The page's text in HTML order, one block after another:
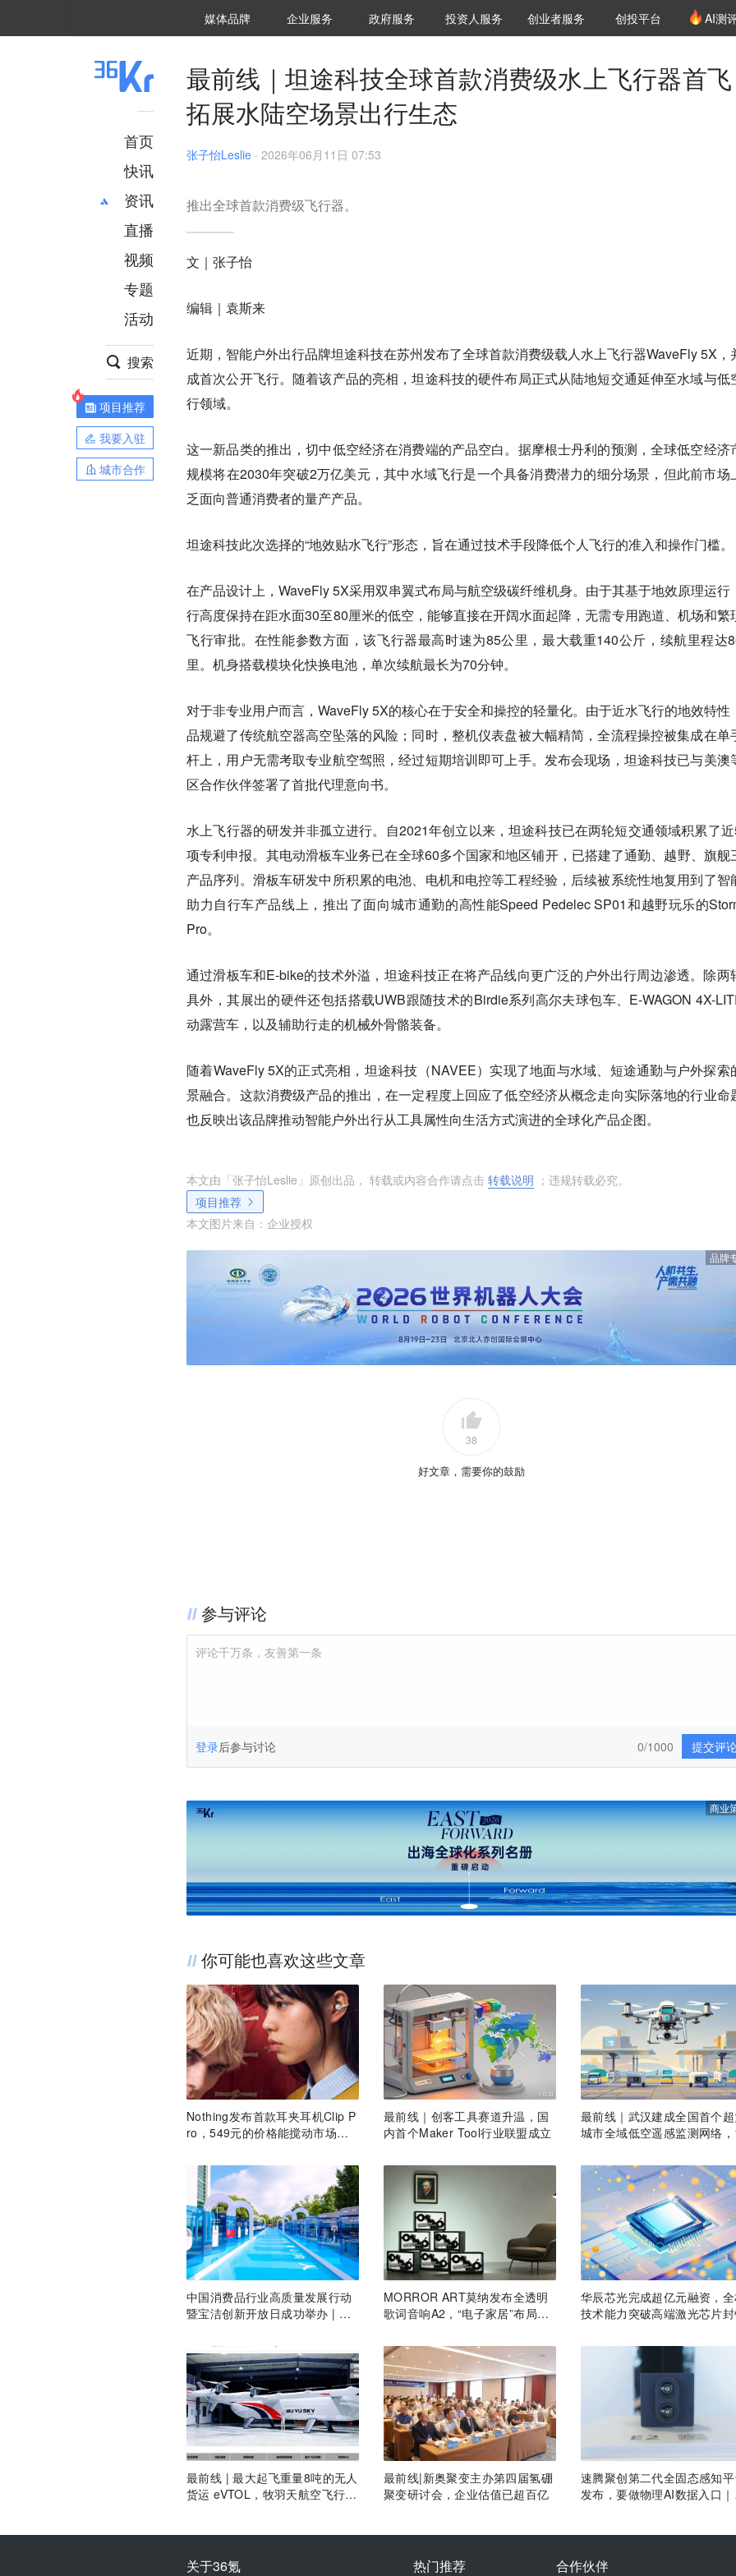
媒体品牌 36Kr研究院
企业服务 城市之窗
政府服务 VClub投资机构库
投资机构职位推介
投资人服务 创投氪堂
创业者服务 创投平台 AI测
首页
快讯
资讯
推荐
财经
项目推荐
安徽
直播
视频
专题
活动
搜索
项目推荐
我要入驻
城市合作
最前线｜坦途科技全球首款消费级水上飞行器首
拓展水陆空场景出行生态
张子怡Leslie · 2026年06月11日 07:53
推出全球首款消费级飞行器。
文｜张子怡
编辑｜袁斯来
近期，智能户外出行品牌坦途科技在苏州发布了全球首款消费级载人水上飞行器WaveFly 5X，
成首次公开飞行。随着该产品的亮相，坦途科技的硬件布局正式从陆地短交通延伸至水域与低
行领域。
这一新品类的推出，切中低空经济在消费端的产品空白。据摩根士丹利的预测，全球低空经济
规模将在2030年突破2万亿美元，其中水域飞行是一个具备消费潜力的细分场景，但此前市场
乏面向普通消费者的量产产品。
坦途科技此次选择的“地效贴水飞行”形态，旨在通过技术手段降低个人飞行的准入和操作门槛。
在产品设计上，WaveFly 5X采用双串翼式布局与航空级碳纤维机身。由于其基于地效原理运行
行高度保持在距水面30至80厘米的低空，能够直接在开阔水面起降，无需专用跑道、机场和繁
飞行审批。在性能参数方面，该飞行器最高时速为85公里，最大载重140公斤，续航里程达
里。机身搭载模块化快换电池，单次续航最长为70分钟。
对于非专业用户而言，WaveFly 5X的核心在于安全和操控的轻量化。由于近水飞行的地效特性
品规避了传统航空器高空坠落的风险；同时，整机仪表盘被大幅精简，全流程操控被集成在单
杆上，用户无需考取专业航空驾照，经过短期培训即可上手。发布会现场，坦途科技已与美澳
区合作伙伴签署了首批代理意向书。
水上飞行器的研发并非孤立进行。自2021年创立以来，坦途科技已在两轮短交通领域积累了
项专利申报。其电动滑板车业务已在全球60多个国家和地区铺开，已搭建了通勤、越野、旗舰
产品序列。滑板车研发中所积累的电池、电机和电控等工程经验，后续被系统性地复用到了智
助力自行车产品线上，推出了面向城市通勤的高性能Speed Pedelec SP01和越野玩乐的
Pro。
通过滑板车和E-bike的技术外溢，坦途科技正在将产品线向更广泛的户外出行周边渗透。除两
具外，其展出的硬件还包括搭载UWB跟随技术的Birdie系列高尔夫球包车、E-WAGON 4X-
动露营车，以及辅助行走的机械外骨骼装备。
随着WaveFly 5X的正式亮相，坦途科技（NAVEE）实现了地面与水域、短途通勤与户外探索
景融合。这款消费级产品的推出，在一定程度上回应了低空经济从概念走向实际落地的行业命
也反映出该品牌推动智能户外出行从工具属性向生活方式演进的全球化产品企图。
本文由「张子怡Leslie 」原创出品， 转载或内容合作请点击 转载说明 ；违规转载必究。
项目推荐
本文图片来自： 企业授权
品牌
38
好文章，需要你的鼓励
参与评论
评论千万条，友善第一条
登录后参与讨论 提交评
0/1000
商业
你可能也喜欢这些文章
Nothing发布首款耳夹耳机Clip P
ro，549元的价格能搅动市场
最前线｜创客工具赛道升温，国
内首个Maker Tool行业联盟成立
最前线｜武汉建成全国首个
城市全域低空遥感监测网络
中国消费品行业高质量发展行动
暨宝洁创新开放日成功举办 | 最
MORROR ART莫纳发布全透明
歌词音响A2，“电子家居”布局更
华辰芯光完成超亿元融资，
技术能力突破高端激光芯片
最前线 | 最大起飞重量8吨的无人
货运 eVTOL，牧羽天航空飞行重
最前线|新奥聚变主办第四届氢硼
聚变研讨会，企业估值已超百亿
速腾聚创第二代全固态感知
发布，要做物理AI数据入口
关于36氪 热门推荐 合作伙伴